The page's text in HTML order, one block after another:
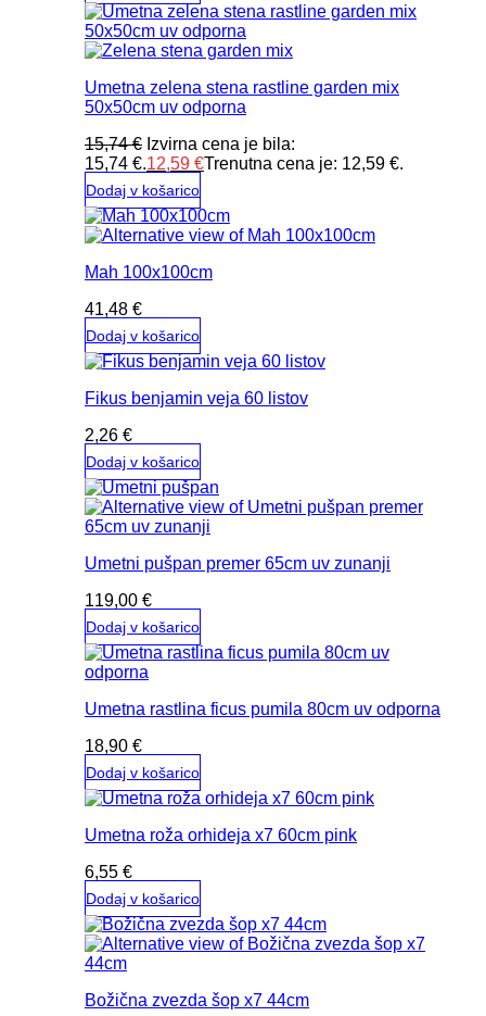
Umetna zelena stena rastline garden mix
50x50cm uv odporna
15,74€ Izvirna cena je bila:
15,74 €.12,59 €Trenutna cena je: 12,59 €.
Dodaj v košarico
Mah 100x100cm
41,48 €
Dodaj v košarico
Fikus benjamin veja 60 listov
2,26 €
Dodaj v košarico
Umetni pušpan premer 65cm uv zunanji
119,00 €
Dodaj v košarico
Umetna rastlina ficus pumila 80cm uv odporna
18,90 €
Dodaj v košarico
Umetna roža orhideja x7 60cm pink
6,55 €
Dodaj v košarico
Božična zvezda šop x7 44cm